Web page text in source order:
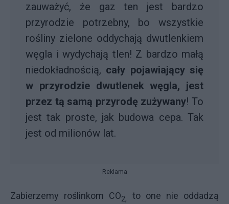
zauważyć, że gaz ten jest bardzo
przyrodzie potrzebny, bo wszystkie
rośliny zielone oddychają dwutlenkiem
węgla i wydychają tlen! Z bardzo małą
niedokładnością, cały pojawiający się
w przyrodzie dwutlenek węgla, jest
przez tą samą przyrodę zużywany! To
jest tak proste, jak budowa cepa. Tak
jest od milionów lat.
Reklama
Zabierzemy roślinkom CO2,
to one nie oddadzą